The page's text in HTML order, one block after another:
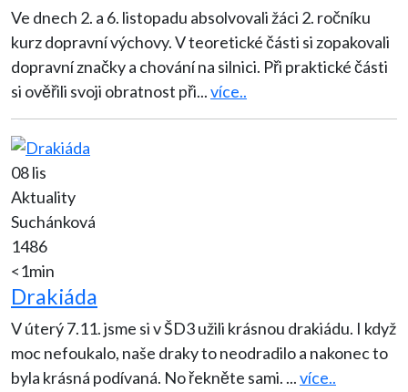
Ve dnech 2. a 6. listopadu absolvovali žáci 2. ročníku
kurz dopravní výchovy. V teoretické části si zopakovali
dopravní značky a chování na silnici. Při praktické části
si ověřili svoji obratnost při...více..
08 lis
Aktuality
Suchánková
1486
<1min
Drakiáda
V úterý 7.11. jsme si v ŠD3 užili krásnou drakiádu. I když
moc nefoukalo, naše draky to neodradilo a nakonec to
byla krásná podívaná. No řekněte sami. ...více..